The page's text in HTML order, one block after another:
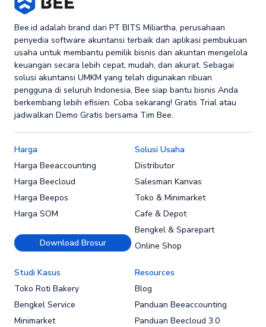
Bee.id adalah brand dari PT BITS Miliartha, perusahaan
penyedia software akuntansi terbaik dan aplikasi pembukuan
usaha untuk membantu pemilik bisnis dan akuntan mengelola
keuangan secara lebih cepat, mudah, dan akurat. Sebagai
solusi akuntansi UMKM yang telah digunakan ribuan
pengguna di seluruh Indonesia, Bee siap bantu bisnis Anda
berkembang lebih efisien. Coba sekarang! Gratis Trial atau
jadwalkan Demo Gratis bersama Tim Bee.
Harga
Harga Beeaccounting
Harga Beecloud
Harga Beepos
Harga SOM
Download Brosur
Solusi Usaha
Distributor
Salesman Kanvas
Toko & Minimarket
Cafe & Depot
Bengkel & Sparepart
Online Shop
Studi Kasus
Toko Roti Bakery
Bengkel Service
Minimarket
Resources
Blog
Panduan Beeaccounting
Panduan Beecloud 3.0